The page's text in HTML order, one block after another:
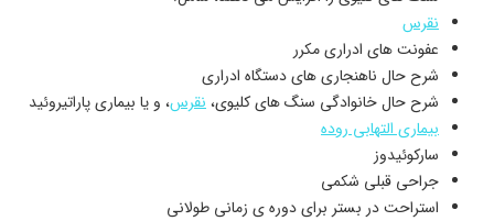
نقرس
عفونت های ادراری مکرر
شرح حال ناهنجاری های دستگاه ادراری
شرح حال خانوادگی سنگ های کلیوی،نقرس، و یا بیماری پاراتیروئید
بیماری التهابی روده
سارکوئیدوز
جراحی قبلی شکمی
استراحت در بستر برای دوره ی زمانی طولانی